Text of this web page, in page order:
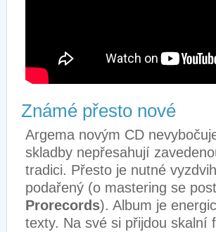
Známé přesto nové
Argema novým CD
skladby nepřesahují
tradici. Přesto je nutné
podařený (o mastering se
Prorecords). Album je
texty. Na své si přijdou skalní